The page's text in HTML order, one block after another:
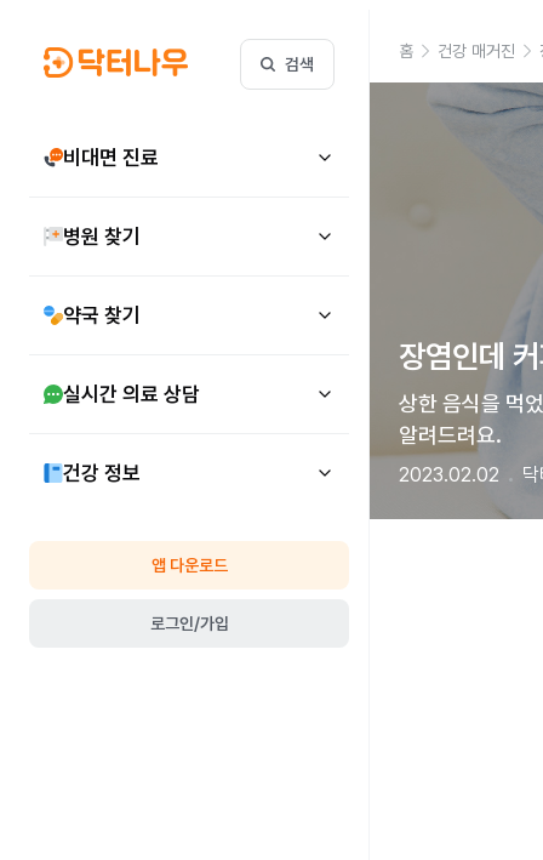
검색
비대면 진료
병원 찾기
약국 찾기
실시간 의료 상담
건강 정보
앱 다운로드
로그인/가입
홈 건강 매거진
장염인데
상한 음식을 먹
알려드려요.
2023.02.02